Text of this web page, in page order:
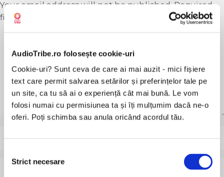
AudioTribe.ro folosește cookie-uri
Cookie-uri? Sunt ceva de care ai mai auzit - mici fișiere
text care permit salvarea setărilor și preferințelor tale pe
un site, ca tu să ai o experiență cât mai bună. Le vom
folosi numai cu permisiunea ta și îți mulțumim dacă ne-o
oferi. Poți schimba sau anula oricând acordul tău.
consimțământului
Strict necesare
Your email address will not be published. Required
fields are marked